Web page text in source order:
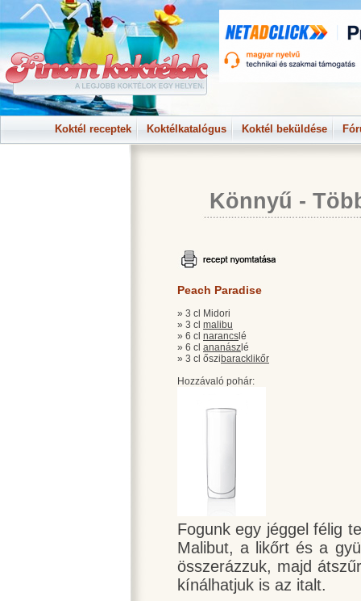
Koktél receptek Koktélkatalógus Koktél beküldése
Könnyű -
Peach Paradise
» 3 cl Midori
» 3 cl malibu
» 6 cl narancs lé
» 6 cl ananász lé
» 3 cl őszibaracklikőr
Hozzávaló pohár:
Fogunk egy jéggel félig
Malibut, a likőrt és a
összerázzuk, majd
kínálhatjuk is az italt.